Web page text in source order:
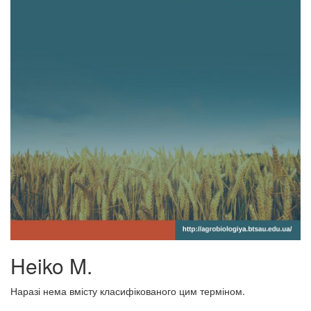
Heiko M.
Наразі нема вмісту класифікованого цим терміном.